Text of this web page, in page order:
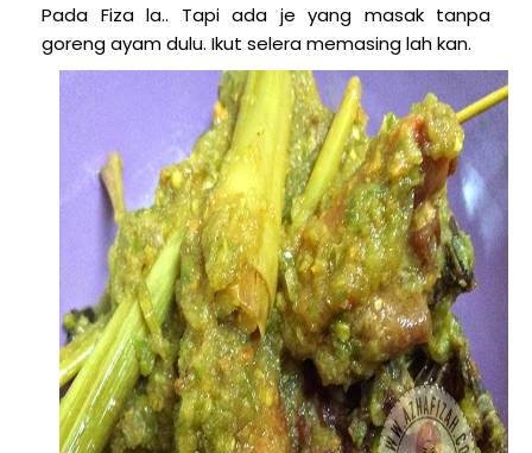
Pada Fiza la.. Tapi ada je yang masak tanpa
goreng ayam dulu. Ikut selera memasing lah kan.